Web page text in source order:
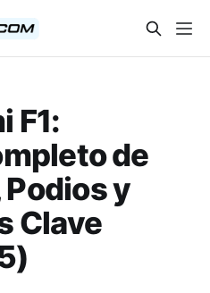
F1:
de
y
Clave